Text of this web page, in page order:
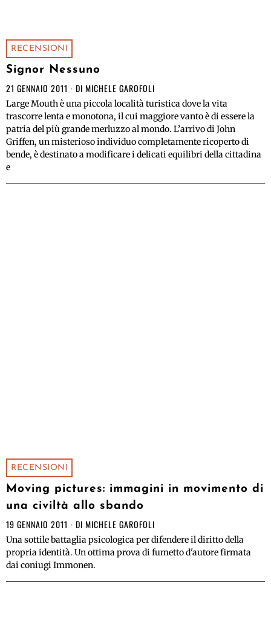
RECENSIONI
Signor Nessuno
21 GENNAIO 2011 DI MICHELE GAROFOLI
Large Mouth è una piccola località turistica dove la vita
trascorre lenta e monotona, il cui maggiore vanto è di essere la
patria del più grande merluzzo al mondo. L’arrivo di John
Griffen, un misterioso individuo completamente ricoperto di
bende, è destinato a modificare i delicati equilibri della cittadina
e
RECENSIONI
Moving pictures: immagini in movimento di
una civiltà allo sbando
19 GENNAIO 2011 DI MICHELE GAROFOLI
Una sottile battaglia psicologica per difendere il diritto della
propria identità. Un ottima prova di fumetto d'autore firmata
dai coniugi Immonen.